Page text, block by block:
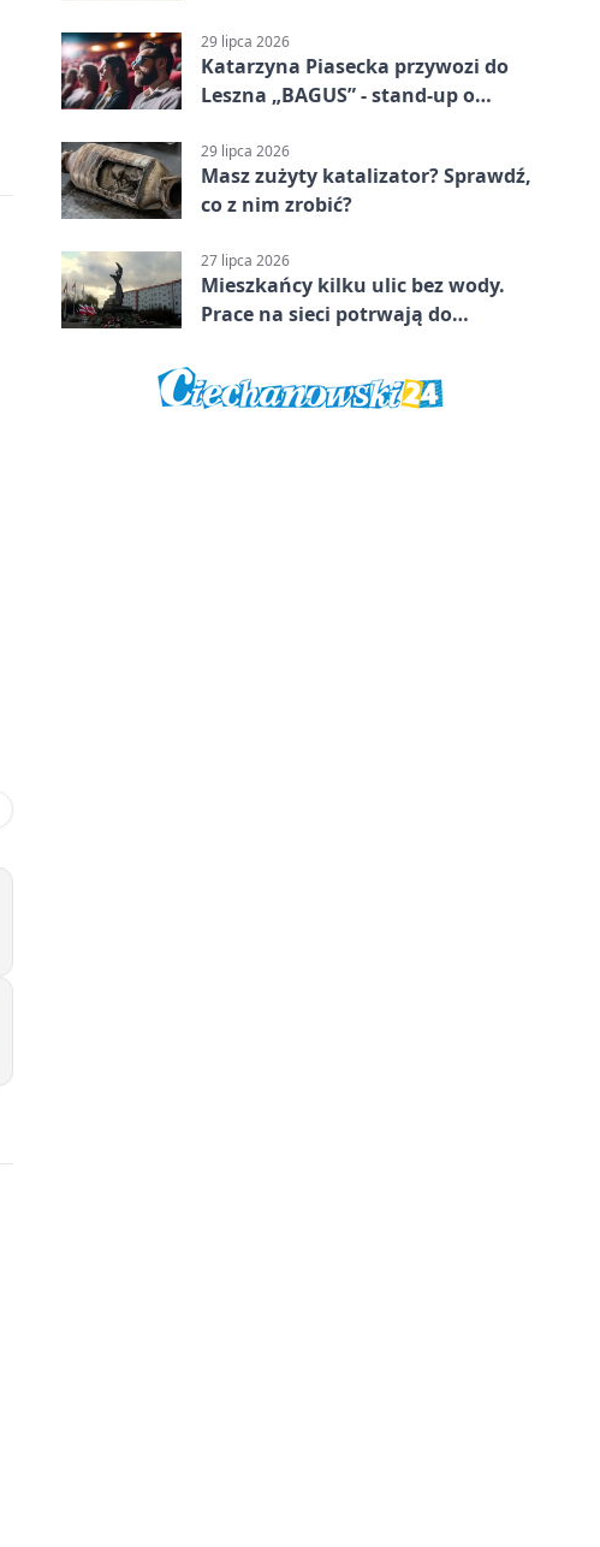
29 lipca 2026
Katarzyna Piasecka przywozi do
Leszna „BAGUS” - stand-up o
29 lipca 2026
Masz zużyty katalizator? Sprawdź,
co z nim zrobić?
27 lipca 2026
Mieszkańcy kilku ulic bez wody.
Prace na sieci potrwają do